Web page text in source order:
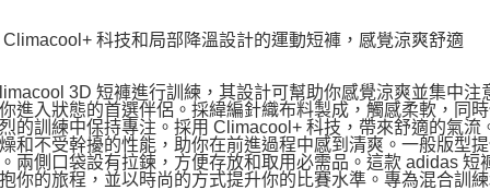
科技和局部降溫設計的運動短褲，感覺涼爽舒適
3D 短褲進行訓練，其設計可幫助你感覺涼爽並集中
進入狀態的首選伴侶。採緯編針織布料製成，觸感柔軟，同
的訓練中保持專注。採用 Climacool+ 科技，帶來舒適的氣
和不受幹擾的性能，助你在前進過程中感到清爽。一般版型
兩側口袋設有拉鍊，方便存放和取用必需品。這款 adidas
你的旅程，並以時尚的方式提升你的比賽水準。專為混合訓